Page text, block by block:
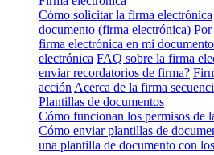
Cómo solicitar la firma electrónica
documento (firma electrónica)
firma electrónica en mi documento
electrónica FAQ sobre la firma
enviar recordatorios de firma?
acción Acerca de la firma
Plantillas de documentos
Cómo funcionan los permisos de
Cómo enviar plantillas de
una plantilla de documento con